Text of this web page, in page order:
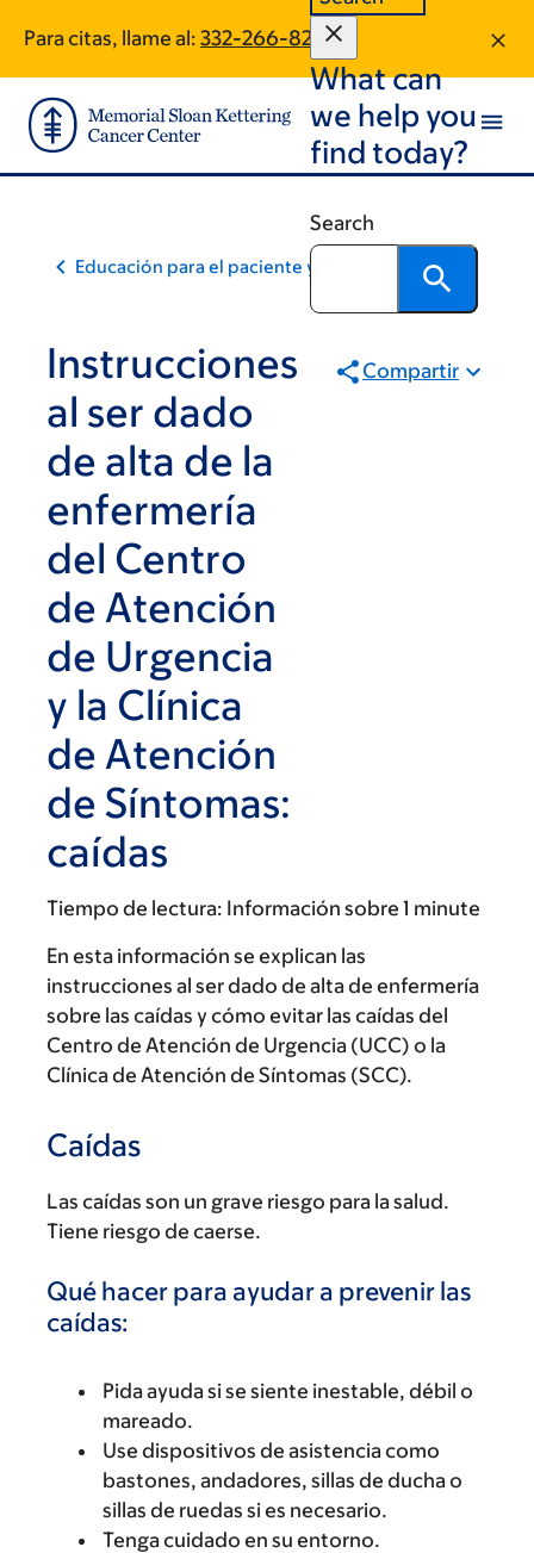
main
content
footer
Para citas, llame al: 332-266-8263
What can
we help you
find today?
Search
Educación para el paciente y la comunidad
Instrucciones
al ser dado
de alta de la
enfermería
del Centro
de Atención
de Urgencia
y la Clínica
de Atención
de Síntomas:
caídas
Compartir
Tiempo de lectura: Información sobre 1 minute
En esta información se explican las
instrucciones al ser dado de alta de enfermería
sobre las caídas y cómo evitar las caídas del
Centro de Atención de Urgencia (UCC) o la
Clínica de Atención de Síntomas (SCC).
Caídas
Las caídas son un grave riesgo para la salud.
Tiene riesgo de caerse.
Qué hacer para ayudar a prevenir las
caídas:
Pida ayuda si se siente inestable, débil o
mareado.
Use dispositivos de asistencia como
bastones, andadores, sillas de ducha o
sillas de ruedas si es necesario.
Tenga cuidado en su entorno.